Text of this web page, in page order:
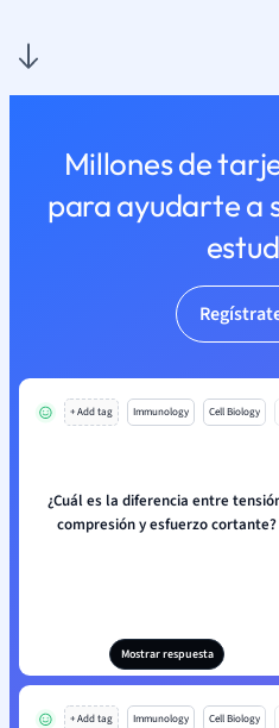
Millones de
para ayudarte a
+ Add tag Immunology Cell Biology
¿Cuál es la diferencia entre
compresión y esfuerzo cortante?
Mostrar respuesta
+ Add tag Immunology Cell Biology